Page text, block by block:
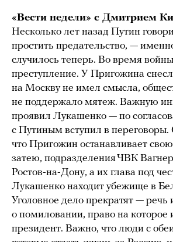
«Вести недели» с Дмитрием
Несколько лет назад Путин
простить предательство, —
случилось теперь. Во время
преступление. У Пригожина
на Москву не имел смысла,
не поддержало мятеж. Важную
проявил Лукашенко — по
с Путиным вступил в
что Пригожин останавливает
затею, подразделения ЧВК
Ростов-на-Дону, а их глава под
Лукашенко находит убежище в
Уголовное дело прекратят — речь
о помиловании, право на которое
президент. Важно, что люди с